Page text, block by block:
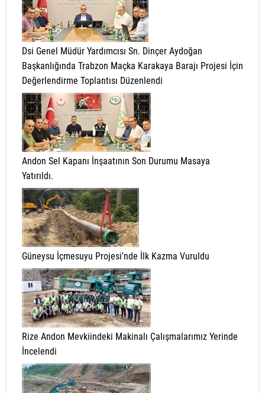
Dsi Genel Müdür Yardımcısı Sn. Dinçer Aydoğan
Başkanlığında Trabzon Maçka Karakaya Barajı Projesi İçin
Değerlendirme Toplantısı Düzenlendi
Andon Sel Kapanı İnşaatının Son Durumu Masaya
Yatırıldı.
Güneysu İçmesuyu Projesi'nde İlk Kazma Vuruldu
Rize Andon Mevkiindeki Makinalı Çalışmalarımız Yerinde
İncelendi